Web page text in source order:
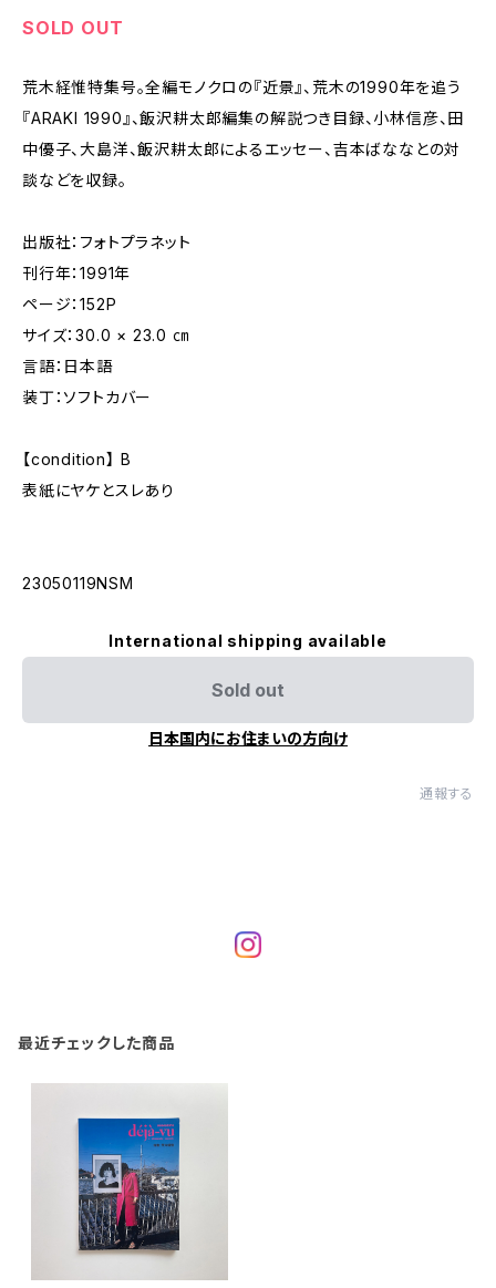
SOLD OUT
荒木経惟特集号。全編モノクロの『近景』、荒木の1990年を追う
『ARAKI 1990』、飯沢耕太郎編集の解説つき目録、小林信彦、田
中優子、大島洋、飯沢耕太郎によるエッセー、吉本ばななとの対
談などを収録。
出版社：フォトプラネット
刊行年：1991年
ページ：152P
サイズ：30.0 × 23.0 ㎝
言語：日本語
装丁：ソフトカバー
【condition】 B
表紙にヤケとスレあり
23050119NSM
International shipping available
Sold out
日本国内にお住まいの方向け
通報する
最近チェックした商品